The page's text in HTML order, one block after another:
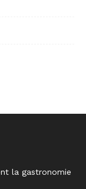
la gastronomie